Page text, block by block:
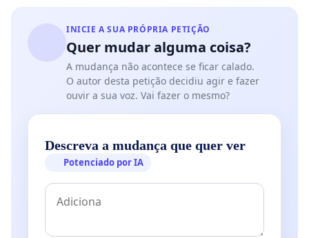
INICIE A SUA PRÓPRIA PETIÇÃO
Quer mudar alguma coisa?
A mudança não acontece se ficar calado.
O autor desta petição decidiu agir e fazer
ouvir a sua voz. Vai fazer o mesmo?
Descreva a mudança que quer ver
Potenciado por IA